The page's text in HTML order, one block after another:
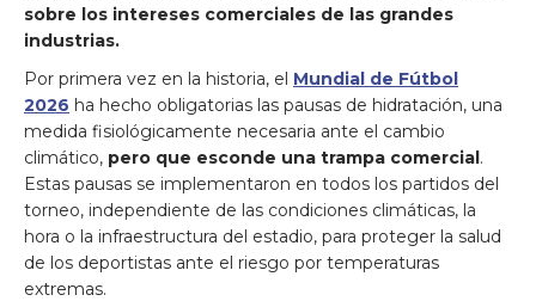
sobre los intereses comerciales de las grandes
industrias.
Por primera vez en la historia, el Mundial de Fútbol
2026 ha hecho obligatorias las pausas de hidratación, una
medida fisiológicamente necesaria ante el cambio
climático, pero que esconde una trampa comercial.
Estas pausas se implementaron en todos los partidos del
torneo, independiente de las condiciones climáticas, la
hora o la infraestructura del estadio, para proteger la salud
de los deportistas ante el riesgo por temperaturas
extremas.